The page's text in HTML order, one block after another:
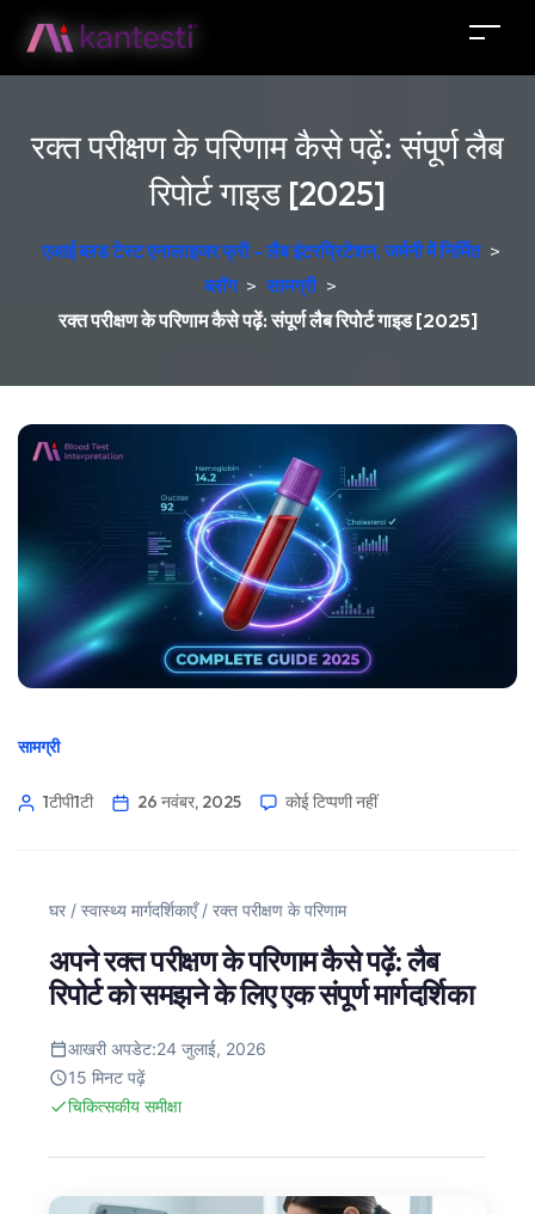
रक्त परीक्षण के परिणाम कैसे पढ़ें: संपूर्ण लैब
रिपोर्ट गाइड [2025]
एआई ब्लड टेस्ट एनालाइजर फ्री - लैब इंटरप्रिटेशन, जर्मनी में निर्मित >
ब्लॉग > सामग्री >
रक्त परीक्षण के परिणाम कैसे पढ़ें: संपूर्ण लैब रिपोर्ट गाइड [2025]
सामग्री
1टीपी1टी 26 नवंबर, 2025 कोई टिप्पणी नहीं
घर / स्वास्थ्य मार्गदर्शिकाएँ/ रक्त परीक्षण के परिणाम
अपने रक्त परीक्षण के परिणाम कैसे पढ़ें: लैब
रिपोर्ट को समझने के लिए एक संपूर्ण मार्गदर्शिका
आखरी अपडेट:24 जुलाई, 2026
15 मिनट पढ़ें
चिकित्सकीय समीक्षा